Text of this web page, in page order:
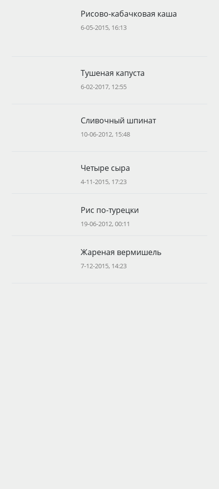
Рисово-кабачковая каша
6-05-2015, 16:13
Тушеная капуста
6-02-2017, 12:55
Сливочный шпинат
10-06-2012, 15:48
Четыре сыра
4-11-2015, 17:23
Рис по-турецки
19-06-2012, 00:11
Жареная вермишель
7-12-2015, 14:23